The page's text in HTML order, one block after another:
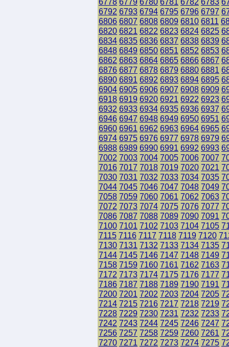
6792 6793 6794 6795 6796 6797
6806 6807 6808 6809 6810 6811
6820 6821 6822 6823 6824 6825
6834 6835 6836 6837 6838 6839
6848 6849 6850 6851 6852 6853
6862 6863 6864 6865 6866 6867
6876 6877 6878 6879 6880 6881
6890 6891 6892 6893 6894 6895
6904 6905 6906 6907 6908 6909
6918 6919 6920 6921 6922 6923
6932 6933 6934 6935 6936 6937
6946 6947 6948 6949 6950 6951
6960 6961 6962 6963 6964 6965
6974 6975 6976 6977 6978 6979
6988 6989 6990 6991 6992 6993
7002 7003 7004 7005 7006 7007
7016 7017 7018 7019 7020 7021
7030 7031 7032 7033 7034 7035
7044 7045 7046 7047 7048 7049
7058 7059 7060 7061 7062 7063
7072 7073 7074 7075 7076 7077
7086 7087 7088 7089 7090 7091
7100 7101 7102 7103 7104 7105
7115 7116 7117 7118 7119 7120
7130 7131 7132 7133 7134 7135
7144 7145 7146 7147 7148 7149
7158 7159 7160 7161 7162 7163
7172 7173 7174 7175 7176 7177
7186 7187 7188 7189 7190 7191
7200 7201 7202 7203 7204 7205
7214 7215 7216 7217 7218 7219
7228 7229 7230 7231 7232 7233
7242 7243 7244 7245 7246 7247
7256 7257 7258 7259 7260 7261
7270 7271 7272 7273 7274 7275